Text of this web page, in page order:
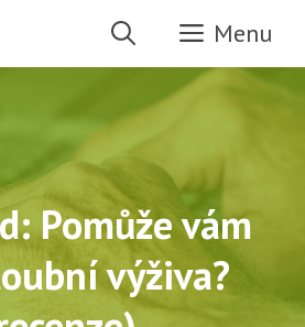
Menu
Pomůže vám
výživa?